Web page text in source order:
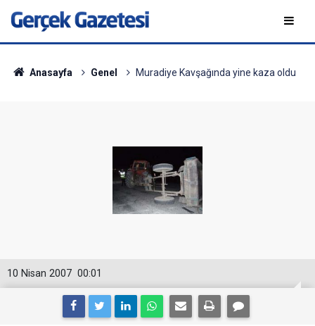
Anasayfa Genel Muradiye Kavşağında yine kaza oldu
00:01
10 Nisan 2007